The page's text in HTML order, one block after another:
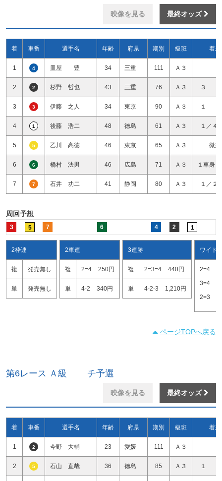
映像を見る 最終オッズ
着 車番 選手名 年齢 府県 期別 級班 着差
1 4 皿屋 豊 34 三重 111 Ａ３
2 2 杉野 哲也 43 三重 76 Ａ３ ３
3 3 伊藤 之人 34 東京 90 Ａ３ １
4 1 後藤 浩二 48 徳島 61 Ａ３ １／４
5 5 乙川 高徳 46 東京 65 Ａ３ 微差
6 6 橋村 法男 46 広島 71 Ａ３ １車身
7 7 石井 功二 41 静岡 80 Ａ３ １／２
周回予想
3 5 7 6 4 2 1
2枠連
複 発売無し
単 発売無し
2車連
複 2=4 250円
単 4-2 340円
3連勝
複 2=3=4 440円
単 4-2-3 1,210円
ワイド
2=4
3=4
2=3
ページTOPへ戻る
第6レース Ａ級 チ予選
映像を見る 最終オッズ
着 車番 選手名 年齢 府県 期別 級班 着差
1 2 今野 大輔 23 愛媛 111 Ａ３
2 5 石山 直哉 36 徳島 85 Ａ３ １